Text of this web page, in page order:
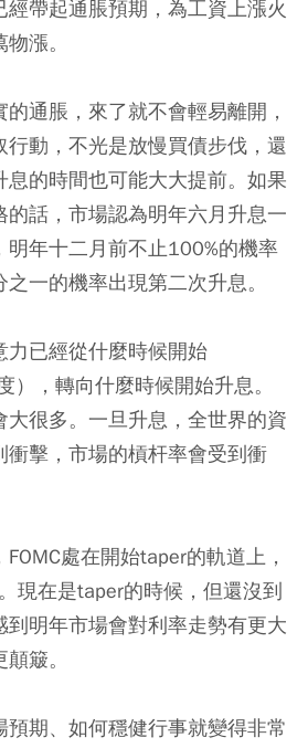
帶起通脹預期，為工資上漲火
漲。
通脹，來了就不會輕易離開，
動，不光是放慢買債步伐，還
的時間也可能大大提前。如果
話，市場認為明年六月升息一
明年十二月前不止100%的機率
一的機率出現第二次升息。
力已經從什麼時候開始
），轉向什麼時候開始升息。
大很多。一旦升息，全世界的資
衝擊，市場的槓杆率會受到衝
處在開始taper的軌道上，
現在是taper的時候，但還沒到
到明年市場會對利率走勢有更大
簸。
期、如何穩健行事就變得非常